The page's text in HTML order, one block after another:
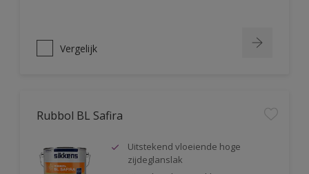
Vergelijk
Rubbol BL Safira
Uitstekend vloeiende hoge
zijdeglanslak